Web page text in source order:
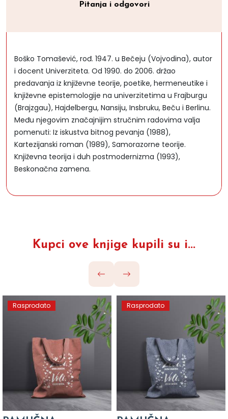
Pitanja i odgovori
Boško Tomašević, rođ. 1947. u Bečeju (Vojvodina), autor
i docent Univerziteta. Od 1990. do 2006. držao
predavanja iz književne teorije, poetike, hermeneutike i
književne epistemologije na univerzitetima u Frajburgu
(Brajzgau), Hajdelbergu, Nansiju, Insbruku, Beču i Berlinu.
Među njegovim značajnijim stručnim radovima valja
pomenuti: Iz iskustva bitnog pevanja (1988),
Kartezijanski roman (1989), Samorazorne teorije.
Književna teorija i duh postmodernizma (1993),
Beskonačna zamena.
Kupci ove knjige kupili su i...
Rasprodato Rasprodato